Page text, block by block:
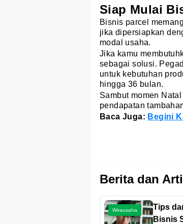
Siap Mulai
Bisnis parcel
jika dipersiapkan
modal usaha.
Jika kamu
sebagai solusi.
untuk kebutuhan
hingga 36 bulan.
Sambut momen
pendapatan
Baca Juga: Begini
Berita dan
Wirausaha
Tips
Bisnis